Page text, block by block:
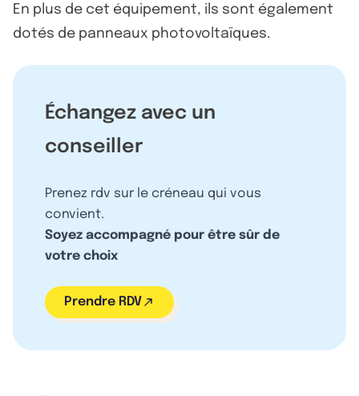
En plus de cet équipement, ils sont également
dotés de panneaux photovoltaïques.
Échangez avec un
conseiller
Prenez rdv sur le créneau qui vous
convient.
Soyez accompagné pour être sûr de
votre choix
Prendre RDV